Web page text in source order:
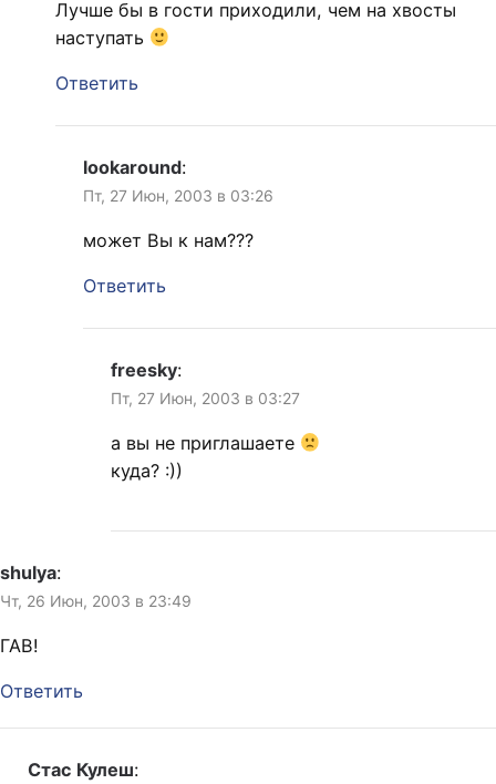
Лучше бы в гости приходили, чем на хвосты
наступать
Ответить
lookaround:
Пт, 27 Июн, 2003 в 03:26
может Вы к нам???
Ответить
freesky:
Пт, 27 Июн, 2003 в 03:27
а вы не приглашаете
куда? :))
shulya:
Чт, 26 Июн, 2003 в 23:49
ГАВ!
Ответить
Стас Кулеш: